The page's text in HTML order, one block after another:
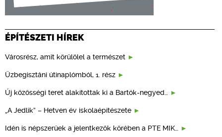
ÉPÍTÉSZETI HÍREK
Városrész, amit körülölel a természet
Üzbegisztáni útinaplómból, 1. rész
Új közösségi teret alakítottak ki a Bartók-negyed…
„A Jedlik” – Hetven év iskolaépítészete
Idén is népszerűek a jelentkezők körében a PTE MIK…